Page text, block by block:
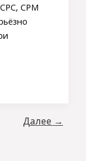
CPM
Далее →